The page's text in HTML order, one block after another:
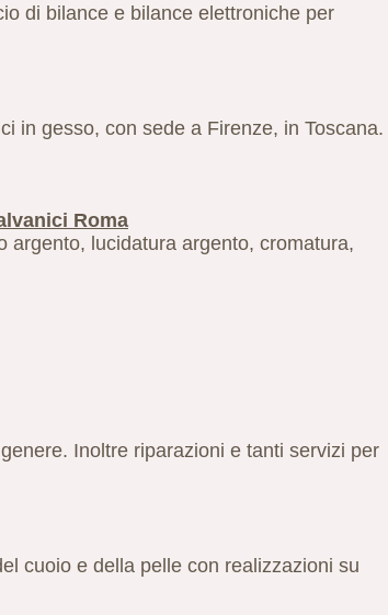
di bilance e bilance elettroniche per
in gesso, con sede a Firenze, in Toscana.
Roma
argento, lucidatura argento, cromatura,
Inoltre riparazioni e tanti servizi per
cuoio e della pelle con realizzazioni su